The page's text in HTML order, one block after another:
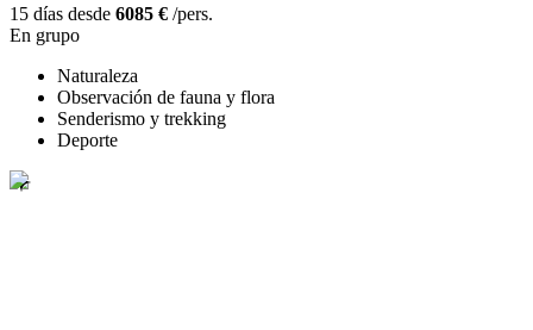
15 días desde 6085 € /pers.
En grupo
Naturaleza
Observación de fauna y flora
Senderismo y trekking
Deporte